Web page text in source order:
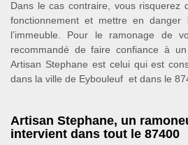
Dans le cas contraire, vous risquerez
fonctionnement et mettre en
l’immeuble. Pour le ramonage de
recommandé de faire confiance à un
Artisan Stephane est celui qui est
dans la ville de Eybouleuf et dans le
Artisan Stephane, un
intervient dans tout le 87400